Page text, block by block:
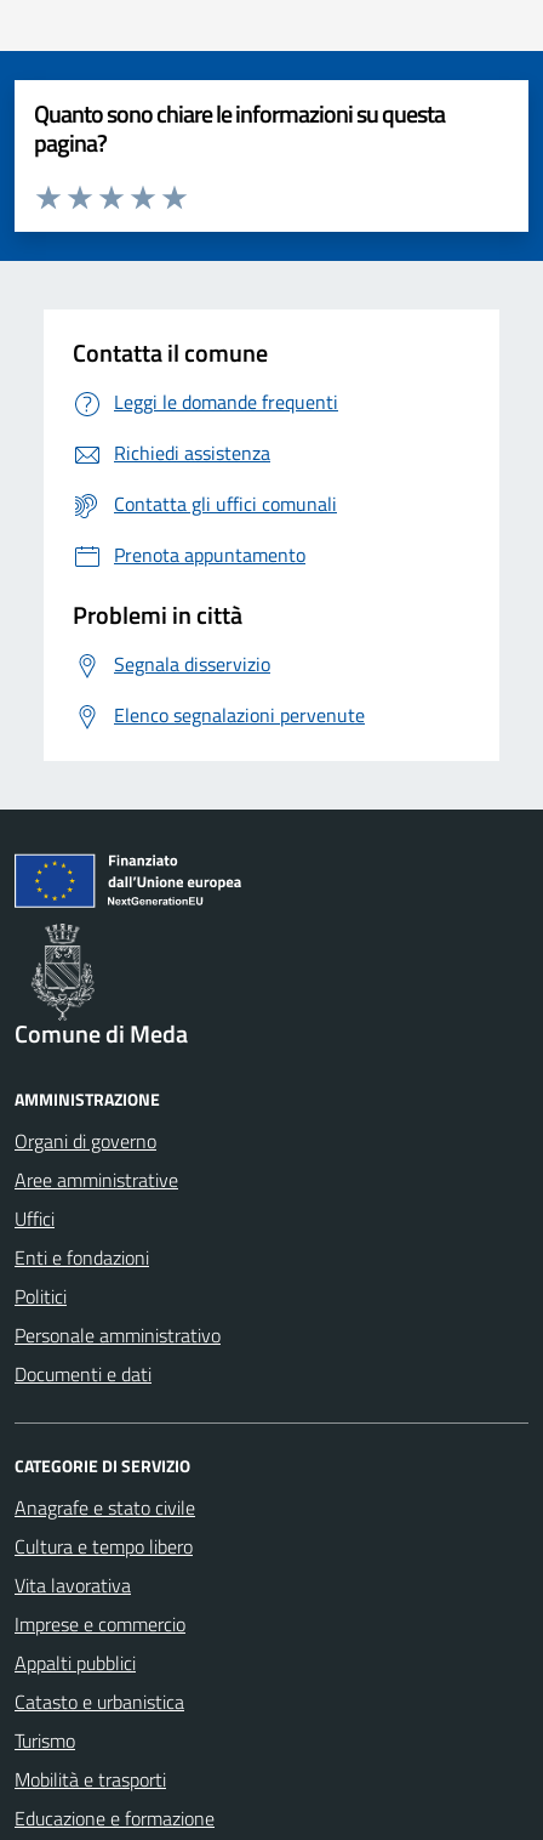
Quanto sono chiare le informazioni su questa
pagina?
Valuta da 1 a 5 stelle la pagina
Contatta il comune
Leggi le domande frequenti
Richiedi assistenza
Contatta gli uffici comunali
Prenota appuntamento
Problemi in città
Segnala disservizio
Elenco segnalazioni pervenute
Comune di Meda
AMMINISTRAZIONE
Organi di governo
Aree amministrative
Uffici
Enti e fondazioni
Politici
Personale amministrativo
Documenti e dati
CATEGORIE DI SERVIZIO
Anagrafe e stato civile
Cultura e tempo libero
Vita lavorativa
Imprese e commercio
Appalti pubblici
Catasto e urbanistica
Turismo
Mobilità e trasporti
Educazione e formazione